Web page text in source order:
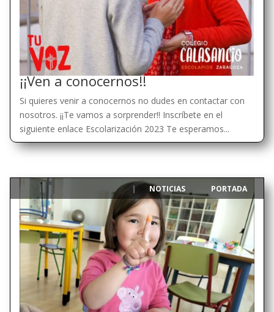
¡¡Ven a conocernos!!
Si quieres venir a conocernos no dudes en contactar con
nosotros. ¡¡Te vamos a sorprender!! Inscríbete en el
siguiente enlace Escolarización 2023 Te esperamos...
NOTICIAS PORTADA